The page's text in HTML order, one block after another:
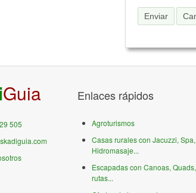
Guia
505
Enlaces rápidos
Agroturismos
Casas rurales con Jacuzzi, Spa,
Hidromasaje...
Escapadas con Canoas, Quads,
rutas...